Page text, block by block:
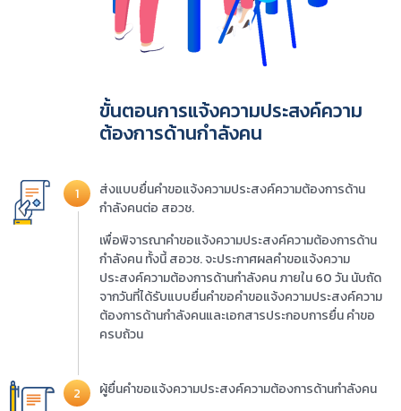
ขั้นตอนการแจ้งความประสงค์ความ
ต้องการด้านกำลังคน
1
ส่งแบบยื่นคำขอแจ้งความประสงค์ความต้องการด้าน
กำลังคนต่อ สอวช.
เพื่อพิจารณาคำขอแจ้งความประสงค์ความต้องการด้าน
กำลังคน ทั้งนี้ สอวช. จะประกาศผลคำขอแจ้งความ
ประสงค์ความต้องการด้านกำลังคน ภายใน 60 วัน นับถัด
จากวันที่ได้รับแบบยื่นคำขอคำขอแจ้งความประสงค์ความ
ต้องการด้านกำลังคนและเอกสารประกอบการยื่น คำขอ
ครบถ้วน
2
ผู้ยื่นคำขอแจ้งความประสงค์ความต้องการด้านกำลังคน